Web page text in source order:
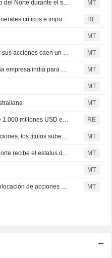
Arafura Rare Earths avanza en su proyecto del Territorio del Norte durante el segundo trimestre; sus acciones suben un 4% MT
EE. UU. y Australia invertirán 2.000 millones USD en minerales críticos e impulsarán el proyecto de galio de Alcoa (21 de octubre) RE
MT
Arafura Rare Earths nombra nueva directora financiera; sus acciones caen un 3% MT
Arafura Rare Earths firma un acuerdo vinculante con una empresa india para el suministro de tierras raras MT
MT
MT
Gina Rinehart, la persona más rica de Australia, invierte 1.000 millones USD en la salida a bolsa de SpaceX, según el WSJ RE
Arafura Rare Earths lanza su plan de suscripción de acciones; los títulos suben un 4% MT
El proyecto de Arafura Rare Earths en el Territorio del Norte recibe el estatus de 'Proyecto Significativo' MT
MT
Arafura Rare Earths completa el primer tramo de una colocación de acciones por 350 millones de dólares australianos MT